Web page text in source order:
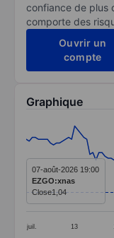
confiance de plus
comporte des
Ouvrir un
compte
Graphique
Line chart with
The chart has
The chart has
juil. 13
07-août-2026 19:00
EZGO:xnas
Close1,04